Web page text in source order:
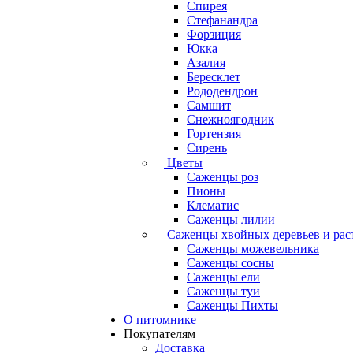
Спирея
Стефанандра
Форзиция
Юкка
Азалия
Бересклет
Рододендрон
Самшит
Снежноягодник
Гортензия
Сирень
Цветы
Саженцы роз
Пионы
Клематис
Саженцы лилии
Саженцы хвойных деревьев и
Саженцы можевельника
Саженцы сосны
Саженцы ели
Саженцы туи
Саженцы Пихты
О питомнике
Покупателям
Доставка